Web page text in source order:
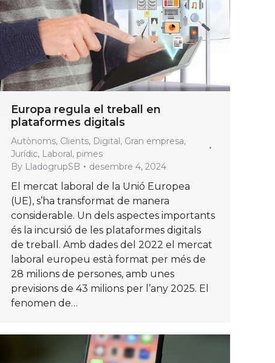
Europa regula el treball en
plataformes digitals
Autònoms, Clients, Digital, Gran empresa,
Jurídic, Laboral, pimes
By LladogrupSB desembre 4, 2024
El mercat laboral de la Unió Europea
(UE), s’ha transformat de manera
considerable. Un dels aspectes importants
és la incursió de les plataformes digitals
de treball. Amb dades del 2022 el mercat
laboral europeu està format per més de
28 milions de persones, amb unes
previsions de 43 milions per l’any 2025. El
fenomen de…